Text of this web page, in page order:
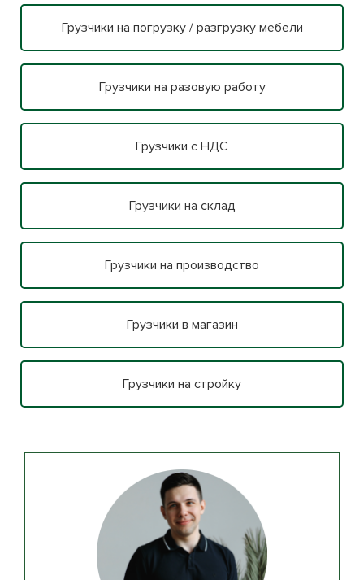
Грузчики на погрузку / разгрузку мебели
Грузчики на разовую работу
Грузчики с НДС
Грузчики на склад
Грузчики на производство
Грузчики в магазин
Грузчики на стройку